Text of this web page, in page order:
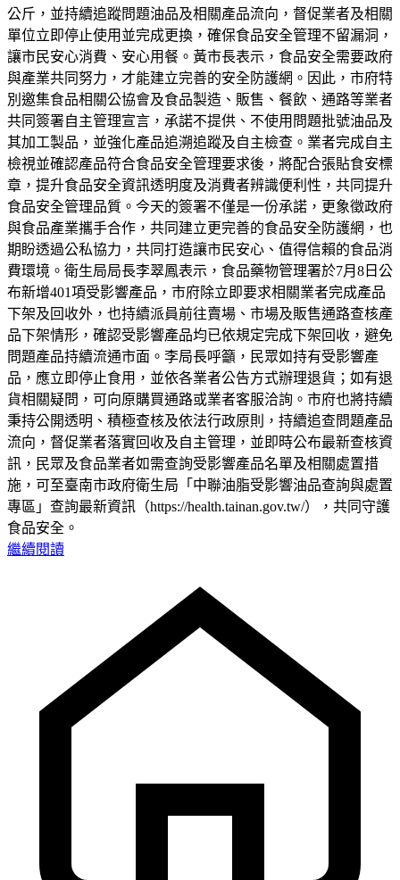
公斤，並持續追蹤問題油品及相關產品流向，督促業者及相關
單位立即停止使用並完成更換，確保食品安全管理不留漏洞，
讓市民安心消費、安心用餐。黃市長表示，食品安全需要政府
與產業共同努力，才能建立完善的安全防護網。因此，市府特
別邀集食品相關公協會及食品製造、販售、餐飲、通路等業者
共同簽署自主管理宣言，承諾不提供、不使用問題批號油品及
其加工製品，並強化產品追溯追蹤及自主檢查。業者完成自主
檢視並確認產品符合食品安全管理要求後，將配合張貼食安標
章，提升食品安全資訊透明度及消費者辨識便利性，共同提升
食品安全管理品質。今天的簽署不僅是一份承諾，更象徵政府
與食品產業攜手合作，共同建立更完善的食品安全防護網，也
期盼透過公私協力，共同打造讓市民安心、值得信賴的食品消
費環境。衛生局局長李翠鳳表示，食品藥物管理署於7月8日公
布新增401項受影響產品，市府除立即要求相關業者完成產品
下架及回收外，也持續派員前往賣場、市場及販售通路查核產
品下架情形，確認受影響產品均已依規定完成下架回收，避免
問題產品持續流通市面。李局長呼籲，民眾如持有受影響產
品，應立即停止食用，並依各業者公告方式辦理退貨；如有退
貨相關疑問，可向原購買通路或業者客服洽詢。市府也將持續
秉持公開透明、積極查核及依法行政原則，持續追查問題產品
流向，督促業者落實回收及自主管理，並即時公布最新查核資
訊，民眾及食品業者如需查詢受影響產品名單及相關處置措
施，可至臺南市政府衛生局「中聯油脂受影響油品查詢與處置
專區」查詢最新資訊（https://health.tainan.gov.tw/），共同守護
食品安全。
繼續閱讀